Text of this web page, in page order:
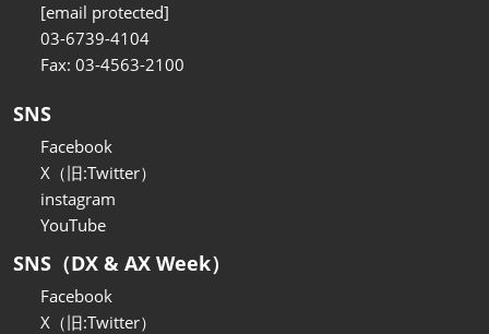
[email protected]
03-6739-4104
Fax: 03-4563-2100
SNS
Facebook
X（旧:Twitter）
instagram
YouTube
SNS（DX & AX Week）
Facebook
X（旧:Twitter）